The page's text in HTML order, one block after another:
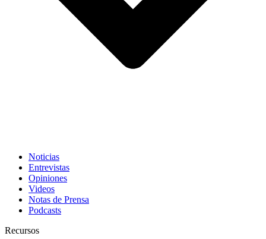
Noticias
Entrevistas
Opiniones
Videos
Notas de Prensa
Podcasts
Recursos